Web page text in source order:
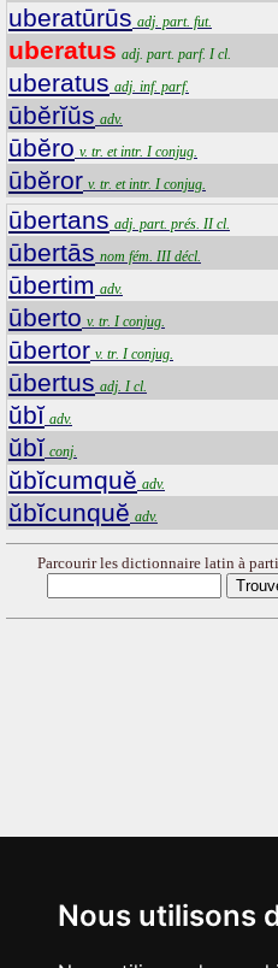
Nous utilisons
uberatūrūs adj. part. fut.
uberatus adj. part. parf. I cl.
uberatus adj. inf. parf.
ūbĕrĭŭs adv.
ūbĕro v. tr. et intr. I conjug.
ūbĕror v. tr. et intr. I conjug.
ūbertans adj. part. prés. II cl.
ūbertās nom fém. III décl.
ūbertim adv.
ūberto v. tr. I conjug.
ūbertor v. tr. I conjug.
ūbertus adj. I cl.
ŭbĭ adv.
ŭbĭ conj.
ŭbĭcumquĕ adv.
ŭbĭcunquĕ adv.
Parcourir les dictionnaire latin à